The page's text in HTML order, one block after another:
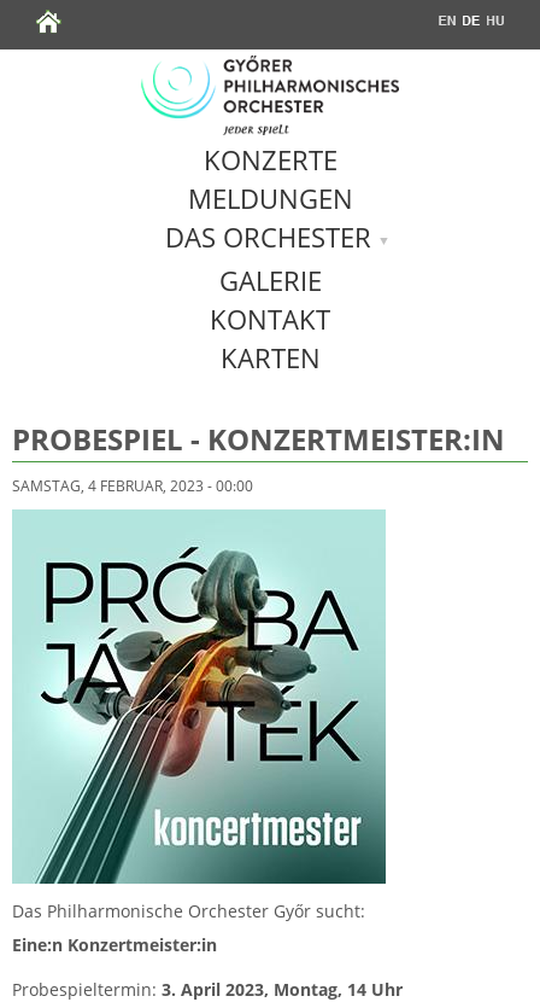
KONZERTE
MELDUNGEN
DAS ORCHESTER
GALERIE
KONTAKT
KARTEN
PROBESPIEL - KONZERTMEISTER:IN
SAMSTAG, 4 FEBRUAR, 2023 - 00:00
Das Philharmonische Orchester Győr sucht:
Eine:n Konzertmeister:in
Probespieltermin: 3. April 2023, Montag, 14 Uhr